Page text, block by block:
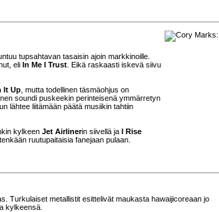
tupsahtavan tasaisin ajoin markkinoille.
eli In Me I Trust . Eikä raskaasti iskevä siivu
It Up , mutta todellinen täsmäohjus on
soundi puskeekin perinteisenä ymmärretyn
lähtee liitämään päätä musiikin tahtiin
kylkeen Jet Airlinerin siivellä ja I Rise
ruutupaitaisia fanejaan pulaan.
Turkulaiset metallistit esittelivät maukasta hawaijicoreaan jo
kylkeensä.